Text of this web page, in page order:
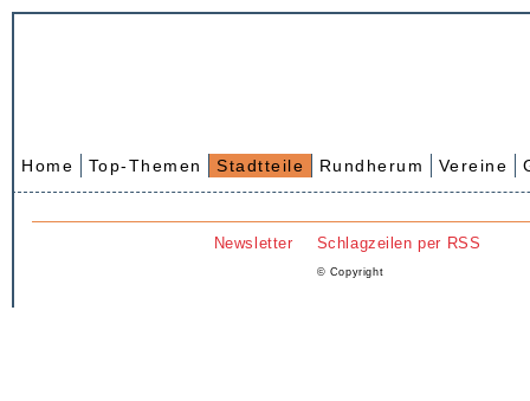
Home Top-Themen Stadtteile Rundherum Vereine
Newsletter Schlagzeilen per RSS
© Copyright